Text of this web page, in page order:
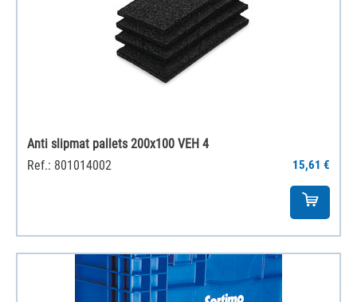
Anti slipmat pallets 200x100 VEH 4
Ref.: 801014002
15,61 €